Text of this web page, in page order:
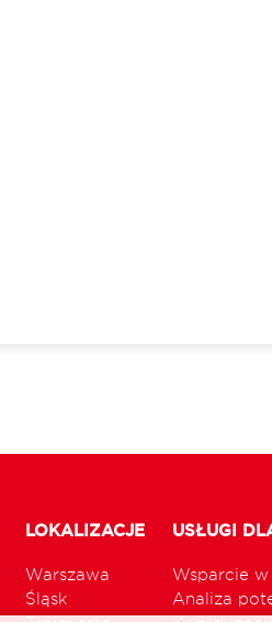
LOKALIZACJE
Warszawa
Śląsk
USŁUGI
Wsparcie
Analiza